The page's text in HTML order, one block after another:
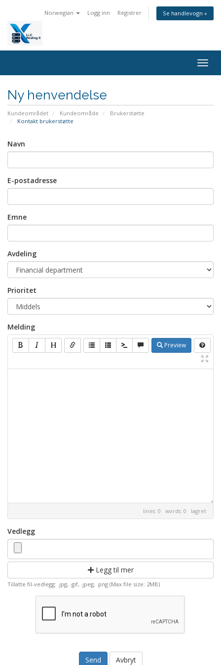
Norwegian Logg inn Registrer Se handlevogn »
Bytt
Ny henvendelse
Kundeområdet Kundeområde
Brukerstøtte
Kontakt brukerstøtte
Navn
E-postadresse
Emne
Avdeling
Prioritet
Melding
Preview
lines: 0 words: 0 lagret
Vedlegg
Legg til mer
Tillatte fil-vedlegg: .jpg, .gif, .jpeg, .png (Max file size: 2MB)
Avbryt